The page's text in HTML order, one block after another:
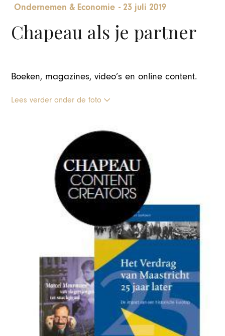
Ondernemen & Economie -23 juli 2019
Chapeau als je partner
Boeken, magazines, video’s en online content.
Lees verder onder de foto